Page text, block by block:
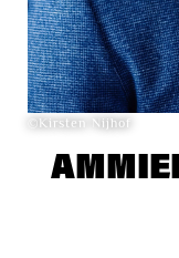
©Kirsten Nijhof